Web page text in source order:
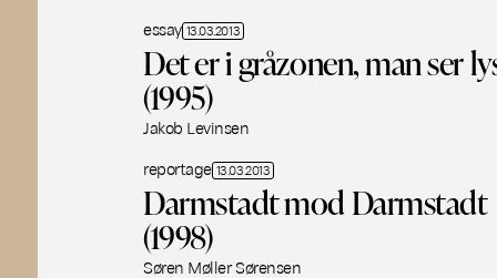
essay 13.03.2013
Det er i gråzonen, man ser
(1995)
Jakob Levinsen
reportage 13.03.2013
Darmstadt mod Darmstadt
(1998)
Søren Møller Sørensen